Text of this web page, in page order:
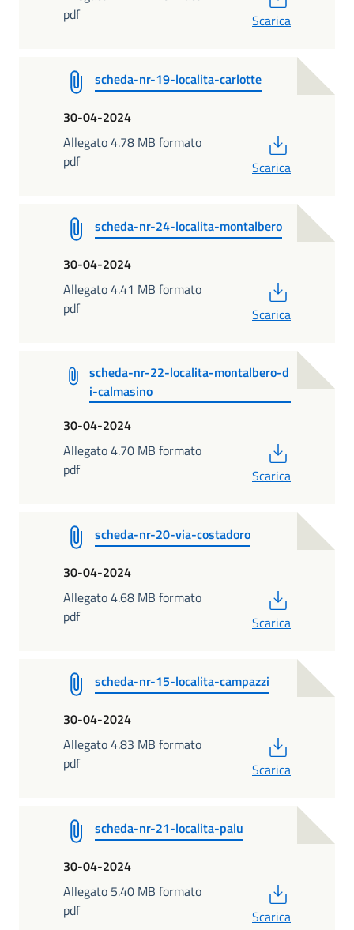
pdf
Scarica
scheda-nr-19-localita-carlotte
30-04-2024
Allegato 4.78 MB formato
pdf
Scarica
scheda-nr-24-localita-montalbero
30-04-2024
Allegato 4.41 MB formato
pdf
Scarica
scheda-nr-22-localita-montalbero-d
i-calmasino
30-04-2024
Allegato 4.70 MB formato
pdf
Scarica
scheda-nr-20-via-costadoro
30-04-2024
Allegato 4.68 MB formato
pdf
Scarica
scheda-nr-15-localita-campazzi
30-04-2024
Allegato 4.83 MB formato
pdf
Scarica
scheda-nr-21-localita-palu
30-04-2024
Allegato 5.40 MB formato
pdf
Scarica